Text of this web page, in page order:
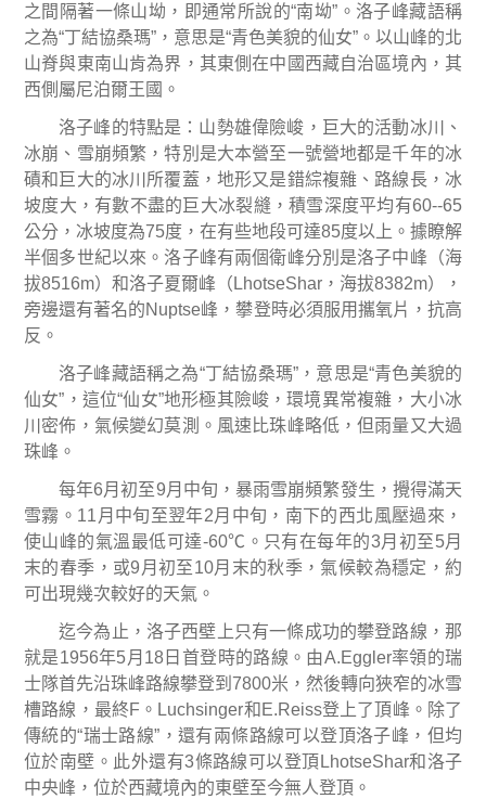
之間隔著一條山坳，即通常所說的“南坳” 。洛子峰藏語稱
之為“丁結協桑瑪” ，意思是“青色美貌的仙女” 。以山峰的北
山脊與東南山肯為界，其東側在中國西藏自治區境內，其
西側屬尼泊爾王國。
洛子峰的特點是：山勢雄偉險峻，巨大的活動冰川、
冰崩、雪崩頻繁，特別是大本營至一號營地都是千年的冰
磧和巨大的冰川所覆蓋，地形又是錯綜複雜、路線長，冰
坡度大，有數不盡的巨大冰裂縫，積雪深度平均有60--65
公分，冰坡度為75度，在有些地段可達85度以上。據瞭解
半個多世紀以來。洛子峰有兩個衛峰分別是洛子中峰（海
拔8516m）和洛子夏爾峰（ LhotseShar ，海拔8382m），
旁邊還有著名的Nuptse峰，攀登時必須服用攜氧片，抗高
反。
洛子峰藏語稱之為“丁結協桑瑪”，意思是“青色美貌的
仙女” ，這位“仙女”地形極其險峻，環境異常複雜，大小冰
川密佈，氣候變幻莫測。風速比珠峰略低，但雨量又大過
珠峰。
每年6月初至9月中旬，暴雨雪崩頻繁發生，攪得滿天
雪霧。 11 月中旬至翌年2月中旬，南下的西北風壓過來，
使山峰的氣溫最低可達-60℃ 。只有在每年的3月初至5月
末的春季，或9 月初至10月末的秋季，氣候較為穩定，約
可出現幾次較好的天氣。
迄今為止，洛子西壁上只有一條成功的攀登路線，那
就是1956年5月 18 日首登時的路線。由A.Eggler率領的瑞
士隊首先沿珠峰路線攀登到 7800米，然後轉向狹窄的冰雪
槽路線，最終F 。 Luchsinger和 E.Reiss登上了頂峰。除了
傳統的“瑞士路線” ，還有兩條路線可以登頂洛子峰，但均
位於南壁。此外還有3條路線可以登頂 LhotseShar和洛子
中央峰，位於西藏境內的東壁至今無人登頂。